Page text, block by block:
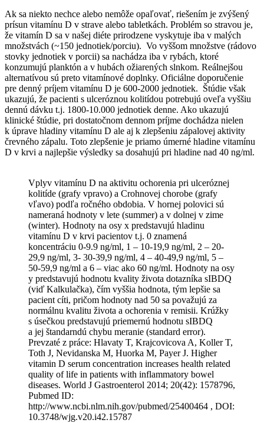
Ak sa niekto nechce alebo nemôže opaľovať, riešením je zvýšený
prísun vitamínu D v strave alebo tabletkách. Problém so stravou je,
že vitamín D sa v našej diéte prirodzene vyskytuje iba v malých
množstvách (~150 jednotiek/porciu). Vo vyššom množstve (rádovo
stovky jednotiek v porcii) sa nachádza iba v rybách, ktoré
konzumujú planktón a v hubách ožiarených slnkom. Reálnejšou
alternatívou sú preto vitamínové doplnky. Oficiálne doporučenie
pre denný príjem vitamínu D je 600-2000 jednotiek. Štúdie však
ukazujú, že pacienti s ulceróznou kolitídou potrebujú oveľa vyššiu
dennú dávku t.j. 1800-10.000 jednotiek denne. Ako ukazujú
klinické štúdie, pri dostatočnom dennom príjme dochádza nielen
k úprave hladiny vitamínu D ale aj k zlepšeniu zápalovej aktivity
črevného zápalu. Toto zlepšenie je priamo úmerné hladine vitamínu
D v krvi a najlepšie výsledky sa dosahujú pri hladine nad 40 ng/ml.
Vplyv vitamínu D na aktivitu ochorenia pri ulceróznej
kolitíde (grafy vpravo) a Crohnovej chorobe (grafy
vľavo) podľa ročného obdobia. V hornej polovici sú
nameraná hodnoty v lete (summer) a v dolnej v zime
(winter). Hodnoty na osy x predstavujú hladinu
vitamínu D v krvi pacientov t.j. 0 znamená
koncentráciu 0-9.9 ng/ml, 1 – 10-19,9 ng/ml, 2 – 20-
29,9 ng/ml, 3- 30-39,9 ng/ml, 4 – 40-49,9 ng/ml, 5 –
50-59,9 ng/ml a 6 – viac ako 60 ng/ml. Hodnoty na osy
y predstavujú hodnotu kvality života dotazníka sIBDQ
(viď Kalkulačka), čím vyššia hodnota, tým lepšie sa
pacient cíti, pričom hodnoty nad 50 sa považujú za
normálnu kvalitu života a ochorenia v remisii. Krúžky
s úsečkou predstavujú priemernú hodnotu sIBDQ
a jej štandarndú chybu meranie (standard error).
Prevzaté z práce: Hlavaty T, Krajcovicova A, Koller T,
Toth J, Nevidanska M, Huorka M, Payer J. Higher
vitamin D serum concentration increases health related
quality of life in patients with inflammatory bowel
diseases. World J Gastroenterol 2014; 20(42): 1578796,
Pubmed ID:
http://www.ncbi.nlm.nih.gov/pubmed/25400464 , DOI:
10.3748/wjg.v20.i42.15787